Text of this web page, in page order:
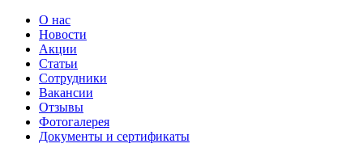
О нас
Новости
Акции
Статьи
Сотрудники
Вакансии
Отзывы
Фотогалерея
Документы и сертификаты